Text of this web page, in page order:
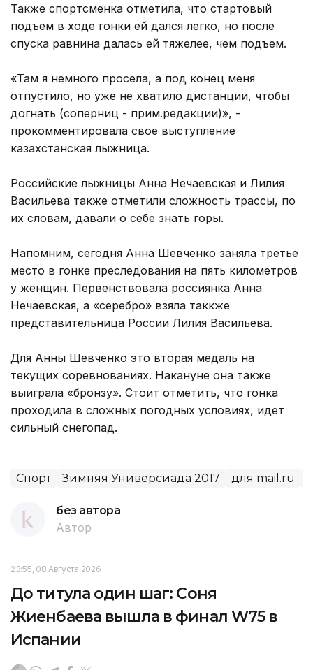
Также спортсменка отметила, что стартовый
подъем в ходе гонки ей дался легко, но после
спуска равнина далась ей тяжелее, чем подъем.
«Там я немного просела, а под конец меня
отпустило, но уже не хватило дистанции, чтобы
догнать (соперниц - прим.редакции)», -
прокомментировала свое выступление
казахстанская лыжница.
Российские лыжницы Анна Нечаевская и Лилия
Васильева также отметили сложность трассы, по
их словам, давали о себе знать горы.
Напомним, сегодня Анна Шевченко заняла третье
место в гонке преследования на пять километров
у женщин. Первенствовала россиянка Анна
Нечаевская, а «серебро» взяла таккже
представительница России Лилия Васильева.
Для Анны Шевченко это вторая медаль на
текущих соревнованиях. Накануне она также
выиграла «бронзу». Стоит отметить, что гонка
проходила в сложных погодных условиях, идет
сильный снегопад.
Спорт Зимняя Универсиада 2017 для mail.ru
без автора
Автор
23:55, 08 Августа 2026
До титула один шаг: Соня
Жиенбаева вышла в финал W75 в
Испании